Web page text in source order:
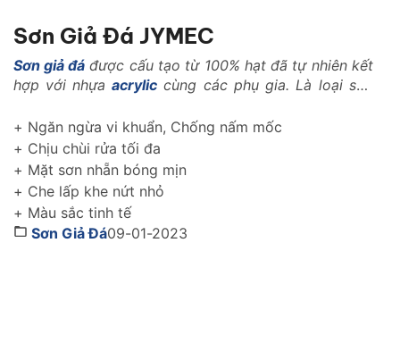
Sơn Giả Đá JYMEC
Sơn giả đá được cấu tạo từ 100% hạt đã tự nhiên kết
hợp với nhựa acrylic cùng các phụ gia. Là loại sơn
như: Là loại vật liệu nhẹ, có khả năng kháng nhiệt,
kháng kiềm, chống rêu mốc, chống muối mặn..
+ Ngăn ngừa vi khuẩn, Chống nấm mốc
+ Chịu chùi rửa tối đa
+ Mặt sơn nhẵn bóng mịn
+ Che lấp khe nứt nhỏ
+ Màu sắc tinh tế
Sơn Giả Đá09-01-2023